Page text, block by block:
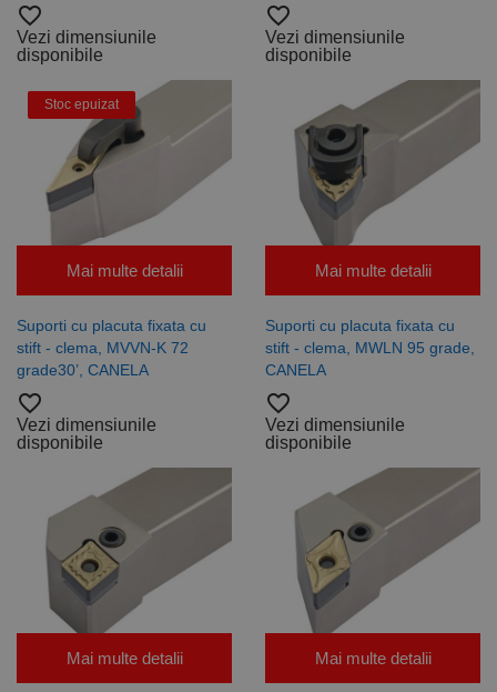
favorite_border
Vezi dimensiunile
disponibile
favorite_border
Vezi dimensiunile
disponibile
Stoc epuizat
Mai multe detalii
Suporti cu placuta fixata cu
stift - clema, MVVN-K 72
grade30’, CANELA
favorite_border
Vezi dimensiunile
disponibile
Mai multe detalii
Suporti cu placuta fixata cu
stift - clema, MWLN 95 grade,
CANELA
favorite_border
Vezi dimensiunile
disponibile
Mai multe detalii Mai multe detalii